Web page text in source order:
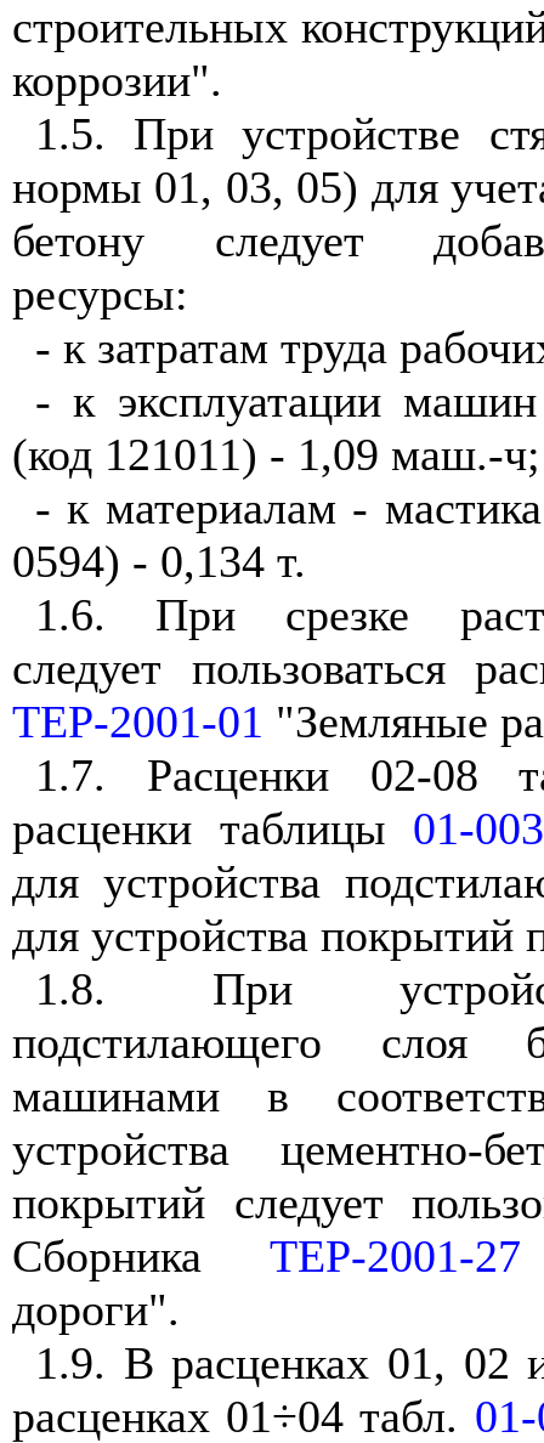
строительных
коррозии".
1.5. При устройстве
нормы 01, 03, 05) для
бетону следует
ресурсы:
- к затратам труда
- к эксплуатации
(код 121011) - 1,09 маш.-ч;
- к материалам -
0594) - 0,134 т.
1.6. При срезке
следует пользоваться
ТЕР-2001-01 "Земляные
1.7. Расценки 02-08
расценки таблицы 01-003
для устройства
для устройства покрытий
1.8. При
подстилающего слоя
машинами в
устройства цементно-
покрытий следует
Сборника ТЕР-2001-27
дороги".
1.9. В расценках 01, 02
расценках 01÷04 табл.